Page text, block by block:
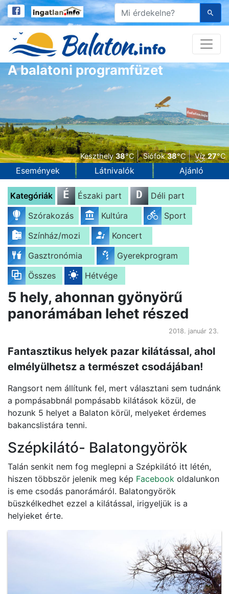
A balatoni programfüzet
Keszthely 38°C Siófok 38°C Víz 27°C
Események Látnivalók Ajánló
Kategóriák É Északi part D
Déli part
Szórakozás
Kultúra
Sport
Színház/mozi
Koncert
Gasztronómia
Gyerekprogram
Összes
Hétvége
5 hely, ahonnan gyönyörű
panorámában lehet részed
2018. január 23.
Fantasztikus helyek pazar kilátással, ahol
elmélyülhetsz a természet csodájában!
Rangsort nem állítunk fel, mert választani sem tudnánk
a pompásabbnál pompásabb kilátások közül, de
hozunk 5 helyet a Balaton körül, melyeket érdemes
bakancslistára tenni.
Szépkilátó- Balatongyörök
Talán senkit nem fog meglepni a Szépkilátó itt létén,
hiszen többször jelenik meg kép Facebook oldalunkon
is eme csodás panorámáról. Balatongyörök
büszkélkedhet ezzel a kilátással, irigyeljük is a
helyieket érte.